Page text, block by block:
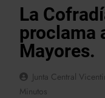
La
proclama
Mayores.
Junta Central
Minutos